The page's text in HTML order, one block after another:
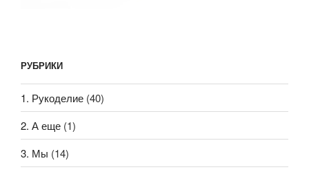
РУБРИКИ
1. Рукоделие (40)
2. А еще (1)
3. Мы (14)